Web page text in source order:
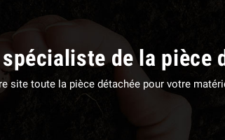
de la pièce
site toute la pièce détachée pour votre